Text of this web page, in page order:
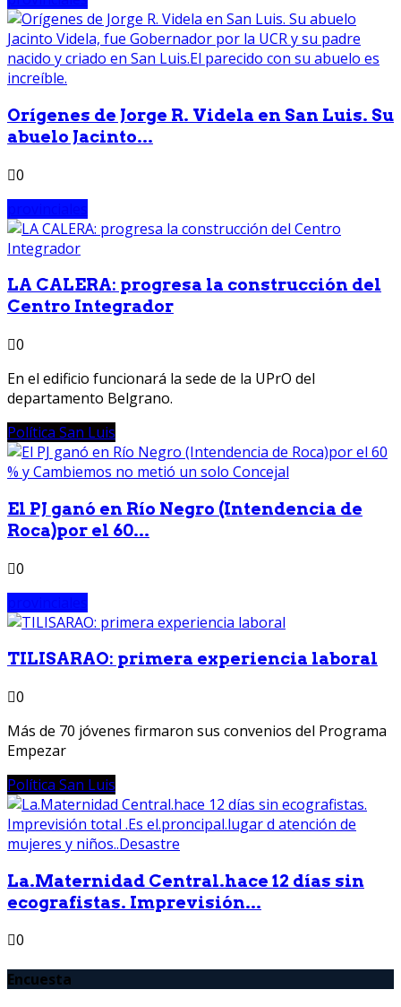
Orígenes de Jorge R. Videla en San Luis. Su
abuelo Jacinto...
0
LA CALERA: progresa la construcción del
Centro Integrador
0
En el edificio funcionará la sede de la UPrO del
departamento Belgrano.
Política San Luis
El PJ ganó en Río Negro (Intendencia de
Roca)por el 60...
0
TILISARAO: primera experiencia laboral
0
Más de 70 jóvenes firmaron sus convenios del Programa
Empezar
Política San Luis
La.Maternidad Central.hace 12 días sin
ecografistas. Imprevisión...
0
Encuesta